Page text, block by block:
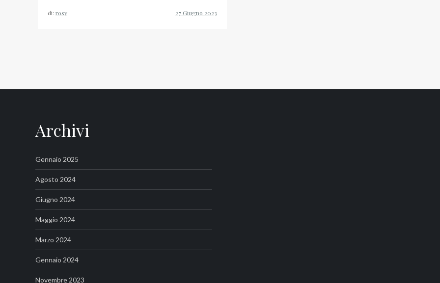
di: rosy
Archivi
Gennaio 2025
Agosto 2024
Giugno 2024
Maggio 2024
Marzo 2024
Gennaio 2024
Novembre 2023